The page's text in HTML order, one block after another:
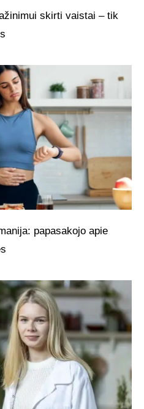
skirti vaistai – tik
papasakojo apie